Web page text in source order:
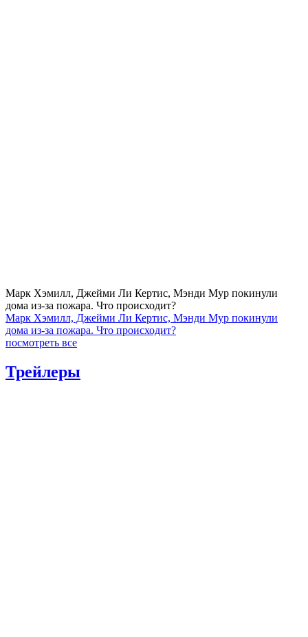
Марк Хэмилл, Джейми Ли Кертис, Мэнди Мур покинули
дома из-за пожара. Что происходит?
Марк Хэмилл, Джейми Ли Кертис, Мэнди Мур покинули
дома из-за пожара. Что происходит?
посмотреть все
Трейлеры